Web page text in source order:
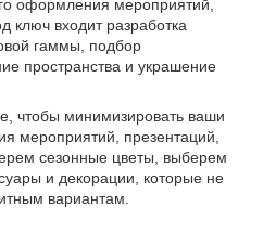
оформления мероприятий,
ключ входит разработка
гаммы, подбор
пространства и украшение
чтобы минимизировать ваши
мероприятий, презентаций,
сезонные цветы, выберем
и декорации, которые не
вариантам.